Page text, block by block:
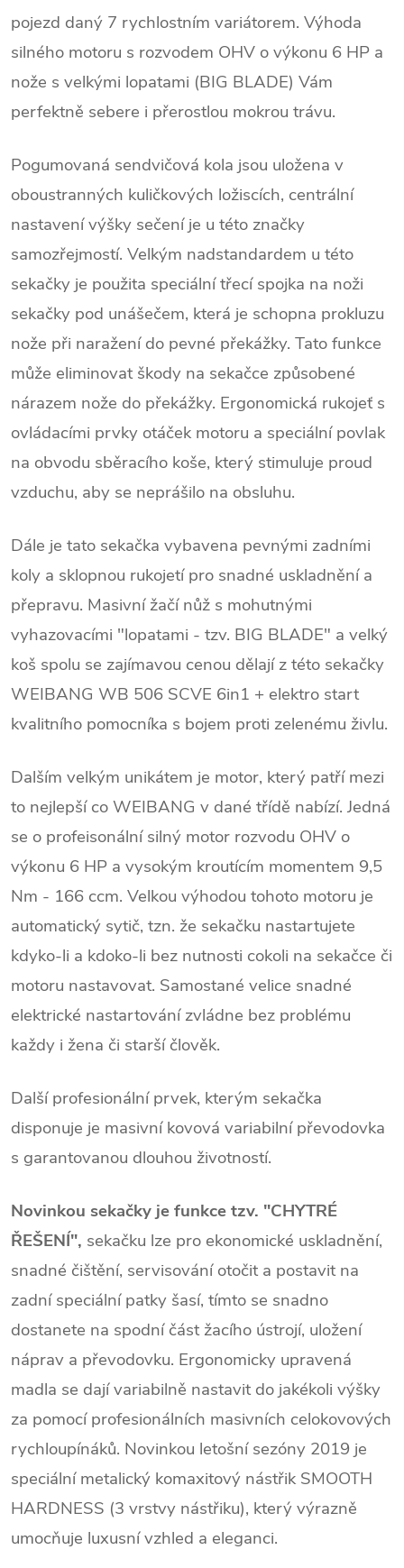
pojezd daný 7 rychlostním variátorem. Výhoda
silného motoru s rozvodem OHV o výkonu 6 HP a
nože s velkými lopatami (BIG BLADE) Vám
perfektně sebere i přerostlou mokrou trávu.
Pogumovaná sendvičová kola jsou uložena v
oboustranných kuličkových ložiscích, centrální
nastavení výšky sečení je u této značky
samozřejmostí. Velkým nadstandardem u této
sekačky je použita speciální třecí spojka na noži
sekačky pod unášečem, která je schopna prokluzu
nože při naražení do pevné překážky. Tato funkce
může eliminovat škody na sekačce způsobené
nárazem nože do překážky. Ergonomická rukojeť s
ovládacími prvky otáček motoru a speciální povlak
na obvodu sběracího koše, který stimuluje proud
vzduchu, aby se neprášilo na obsluhu.
Dále je tato sekačka vybavena pevnými zadními
koly a sklopnou rukojetí pro snadné uskladnění a
přepravu. Masivní žačí nůž s mohutnými
vyhazovacími "lopatami - tzv. BIG BLADE" a velký
koš spolu se zajímavou cenou dělají z této sekačky
WEIBANG WB 506 SCVE 6in1 + elektro start
kvalitního pomocníka s bojem proti zelenému živlu.
Dalším velkým unikátem je motor, který patří mezi
to nejlepší co WEIBANG v dané třídě nabízí. Jedná
se o profeisonální silný motor rozvodu OHV o
výkonu 6 HP a vysokým kroutícím momentem 9,5
Nm - 166 ccm. Velkou výhodou tohoto motoru je
automatický sytič, tzn. že sekačku nastartujete
kdyko-li a kdoko-li bez nutnosti cokoli na sekačce či
motoru nastavovat. Samostané velice snadné
elektrické nastartování zvládne bez problému
každy i žena či starší člověk.
Další profesionální prvek, kterým sekačka
disponuje je masivní kovová variabilní převodovka
s garantovanou dlouhou životností.
Novinkou sekačky je funkce tzv. "CHYTRÉ
ŘEŠENÍ", sekačku lze pro ekonomické uskladnění,
snadné čištění, servisování otočit a postavit na
zadní speciální patky šasí, tímto se snadno
dostanete na spodní část žacího ústrojí, uložení
náprav a převodovku. Ergonomicky upravená
madla se dají variabilně nastavit do jakékoli výšky
za pomocí profesionálních masivních celokovových
rychloupínáků. Novinkou letošní sezóny 2019 je
speciální metalický komaxitový nástřik SMOOTH
HARDNESS (3 vrstvy nástřiku), který výrazně
umocňuje luxusní vzhled a eleganci.